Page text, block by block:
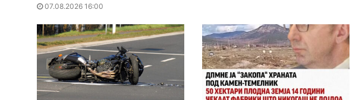
07.08.2026 16:00